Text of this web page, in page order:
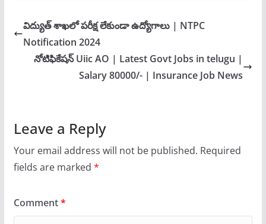
విద్యుత్ శాఖలో పరీక్ష లేకుండా ఉద్యోగాలు | NTPC
Notification 2024
నోటిఫికేషన్ Uiic AO | Latest Govt Jobs in telugu |
Salary 80000/- | Insurance Job News
Leave a Reply
Your email address will not be published. Required
fields are marked *
Comment*